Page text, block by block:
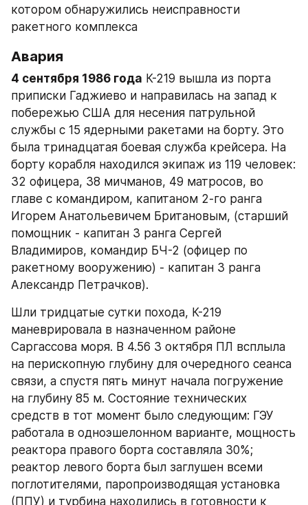
котором обнаружились неисправности
ракетного комплекса
Авария
4 сентября 1986 года К-219 вышла из порта
приписки Гаджиево и направилась на запад к
побережью США для несения патрульной
службы с 15 ядерными ракетами на борту. Это
была тринадцатая боевая служба крейсера. На
борту корабля находился экипаж из 119 человек:
32 офицера, 38 мичманов, 49 матросов, во
главе с командиром, капитаном 2-го ранга
Игорем Анатольевичем Британовым, (старший
помощник - капитан 3 ранга Сергей
Владимиров, командир БЧ-2 (офицер по
ракетному вооружению) - капитан 3 ранга
Александр Петрачков).
Шли тридцатые сутки похода, К-219
маневрировала в назначенном районе
Саргассова моря. В 4.56 3 октября ПЛ всплыла
на перископную глубину для очередного сеанса
связи, а спустя пять минут начала погружение
на глубину 85 м. Состояние технических
средств в тот момент было следующим: ГЭУ
работала в одноэшелонном варианте, мощность
реактора правого борта составляла 30%;
реактор левого борта был заглушен всеми
поглотителями, паропроизводящая установка
(ППУ) и турбина находились в готовности к